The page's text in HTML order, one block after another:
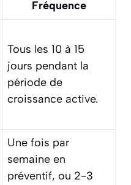
Fréquence
Tous les 10 à 15
jours pendant la
période de
croissance active.
Une fois par
semaine en
préventif, ou 2-3